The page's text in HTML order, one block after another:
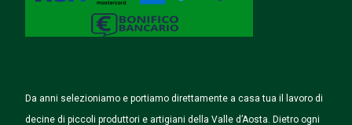
Da anni selezioniamo e portiamo direttamente a casa tua il lavoro di
decine di piccoli produttori e artigiani della Valle d’Aosta. Dietro ogni